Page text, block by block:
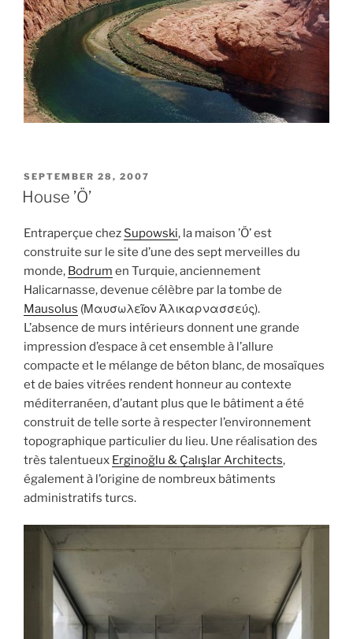
POSTED
ON
SEPTEMBER 28, 2007
House ’Ö’
Entraperçue chez Supowski, la maison ’Ö’ est
construite sur le site d’une des sept merveilles du
monde, Bodrum en Turquie, anciennement
Halicarnasse, devenue célèbre par la tombe de
Mausolus (Μαυσωλεῖον Ἁλικαρνασσεύς).
L’absence de murs intérieurs donnent une grande
impression d’espace à cet ensemble à l’allure
compacte et le mélange de béton blanc, de mosaïques
et de baies vitrées rendent honneur au contexte
méditerranéen, d’autant plus que le bâtiment a été
construit de telle sorte à respecter l’environnement
topographique particulier du lieu. Une réalisation des
très talentueux Erginoğlu & Çalışlar Architects,
également à l’origine de nombreux bâtiments
administratifs turcs.